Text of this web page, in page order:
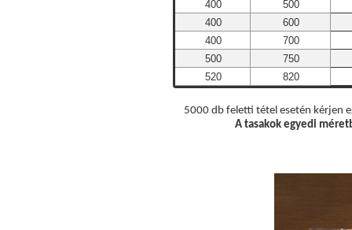
400
500
400
600
400
700
500
750
520
820
5000 db feletti tétel esetén kérjen
A tasakok egyedi